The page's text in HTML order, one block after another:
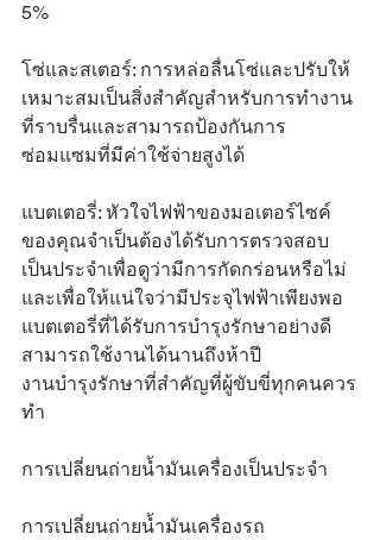
5%
โซ่และสเตอร์: การหล่อลื่นโซ่และปรับให้
เหมาะสมเป็นสิ่งสำคัญสำหรับการทำงาน
ที่ราบรื่นและสามารถป้องกันการ
ซ่อมแซมที่มีค่าใช้จ่ายสูงได้
แบตเตอรี่: หัวใจไฟฟ้าของมอเตอร์ไซค์
ของคุณจำเป็นต้องได้รับการตรวจสอบ
เป็นประจำเพื่อดูว่ามีการกัดกร่อนหรือไม่
และเพื่อให้แน่ใจว่ามีประจุไฟฟ้าเพียงพอ
แบตเตอรี่ที่ได้รับการบำรุงรักษาอย่างดี
สามารถใช้งานได้นานถึงห้าปี
งานบำรุงรักษาที่สำคัญที่ผู้ขับขี่ทุกคนควร
ทำ
การเปลี่ยนถ่ายน้ำมันเครื่องเป็นประจำ
การเปลี่ยนถ่ายน้ำมันเครื่องรถ